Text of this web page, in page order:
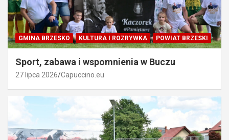
GMINA BRZESKO KULTURA I ROZRYWKA POWIAT BRZESKI
Sport, zabawa i wspomnienia w Buczu
27 lipca 2026 Capuccino.eu